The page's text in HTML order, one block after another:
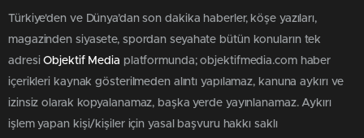
Türkiye'den ve Dünya’dan son dakika haberler, köşe yazıları,
magazinden siyasete, spordan seyahate bütün konuların tek
adresiObjektif Media platformunda; objektifmedia.com haber
içerikleri kaynak gösterilmeden alıntı yapılamaz, kanuna aykırı ve
izinsiz olarak kopyalanamaz, başka yerde yayınlanamaz. Aykırı
işlem yapan kişi/kişiler için yasal başvuru hakkı saklı